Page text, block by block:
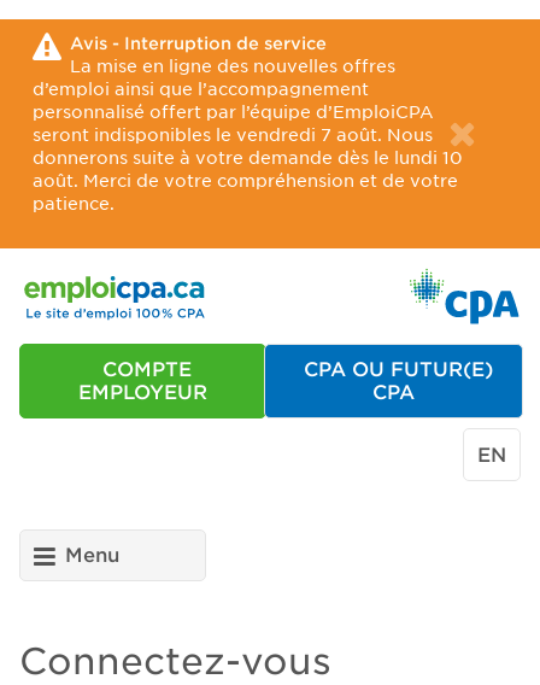
Avis - Interruption de service
La mise en ligne des nouvelles offres
d’emploi ainsi que l’accompagnement
personnalisé offert par l’équipe d’EmploiCPA
seront indisponibles le vendredi 7 août. Nous
donnerons suite à votre demande dès le lundi 10
août. Merci de votre compréhension et de votre
patience.
COMPTE
EMPLOYEUR
CPA OU FUTUR(E)
CPA
EN
Menu
Connectez-vous